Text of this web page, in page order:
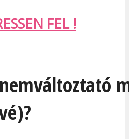
FEL !